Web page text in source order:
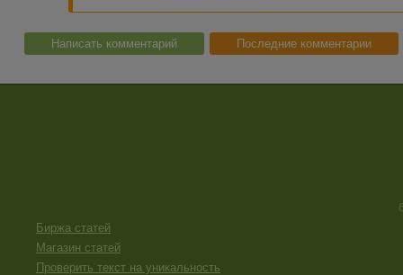
Написать комментарий Последние комментарии
Биржа статей
Магазин статей
Проверить текст на уникальность